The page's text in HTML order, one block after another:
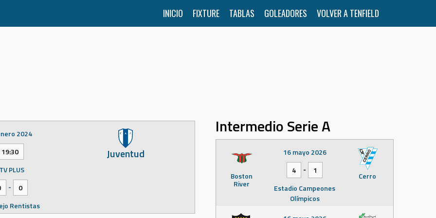
INICIO FIXTURE TABLAS GOLEADORES VOLVER A TENFIELD
Juventud
2024
19:30
PLUS
-
0
Rentistas
Intermedio Serie A
Boston
River
Cerro
16 mayo 2026
4
-
1
Estadio Campeones
Olímpicos